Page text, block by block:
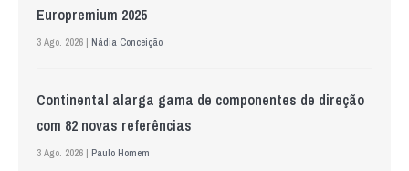
Europremium 2025
3 Ago. 2026 | Nádia Conceição
Continental alarga gama de componentes de direção
com 82 novas referências
3 Ago. 2026 | Paulo Homem